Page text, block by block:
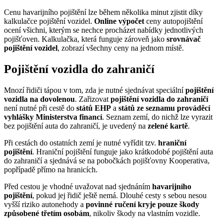
Cenu havarijního pojištění lze během několika minut zjistit díky
kalkulačce pojištění vozidel. Online výpočet ceny autopojištění
ocení všichni, kterým se nechce procházet nabídky jednotlivých
pojišťoven. Kalkulačka, která funguje zároveň jako srovnávač
pojištění vozidel, zobrazí všechny ceny na jednom místě.
Pojištění vozidla do zahraničí
Mnozí řidiči tápou v tom, zda je nutné sjednávat speciálnípojištění
vozidla na dovolenou. Zařizovat pojištění vozidla do zahraničí
není nutné při cestě do států EHP a států ze seznamu prováděcí
vyhlášky Ministerstva financí. Seznam zemí, do nichž lze vyrazit
bez pojištění auta do zahraničí, je uvedený na zelené kartě.
Při cestách do ostatních zemí je nutné vyřídit tzv. hraniční
pojištění. Hraniční pojištění funguje jako krátkodobé pojištění auta
do zahraničí a sjednává se na pobočkách pojišťovny Kooperativa,
popřípadě přímo na hranicích.
Před cestou je vhodné uvažovat nad sjednáním havarijního
pojištění, pokud jej řidič ještě nemá. Dlouhé cesty s sebou nesou
vyšší riziko autonehody a povinné ručení kryje pouze škody
způsobené třetím osobám, nikoliv škody na vlastním vozidle.